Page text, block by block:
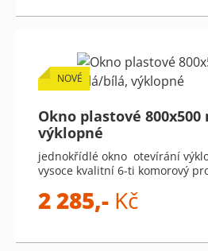
NOVÉ
Okno plastové
výklopné
jednokřídlé okno otevírání
vysoce kvalitní 6-ti komorový
2 285,- Kč